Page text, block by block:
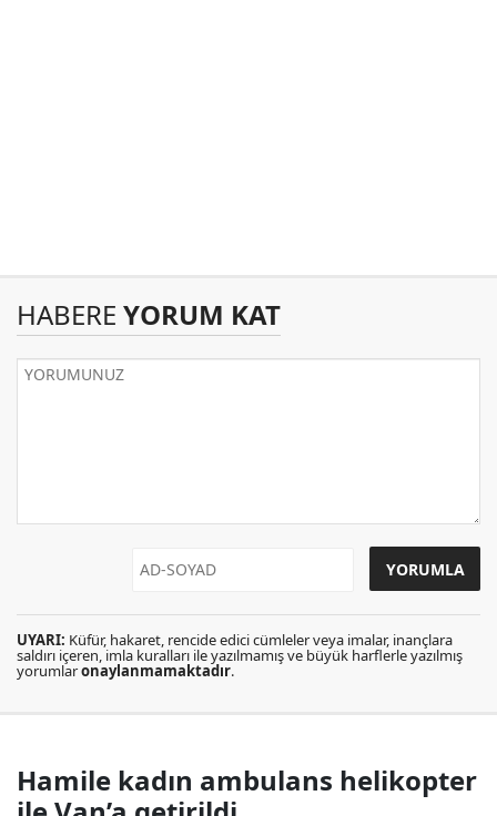
HABERE YORUM KAT
UYARI: Küfür, hakaret, rencide edici cümleler veya imalar, inançlara
saldırı içeren, imla kuralları ile yazılmamış ve büyük harflerle yazılmış
yorumlaronaylanmamaktadır.
Hamile kadın ambulans helikopter